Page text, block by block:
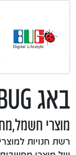
באג BUG
מוצרי
רשת חנויות